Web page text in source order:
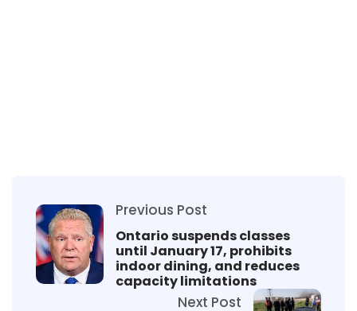
Previous Post
Ontario suspends classes
until January 17, prohibits
indoor dining, and reduces
capacity limitations
Next Post